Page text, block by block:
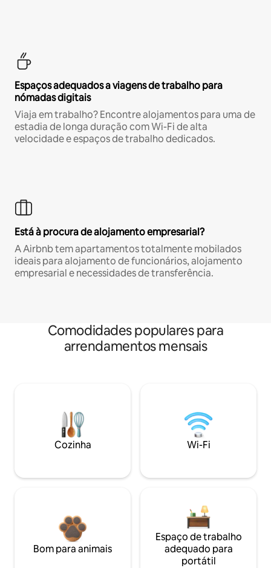
Espaços adequados a viagens de trabalho para
nómadas digitais
Viaja em trabalho? Encontre alojamentos para uma de
estadia de longa duração com Wi-Fi de alta
velocidade e espaços de trabalho dedicados.
Está à procura de alojamento empresarial?
A Airbnb tem apartamentos totalmente mobilados
ideais para alojamento de funcionários, alojamento
empresarial e necessidades de transferência.
Comodidades populares para
arrendamentos mensais
Cozinha Wi-Fi
Bom para animais
Espaço de trabalho
adequado para
portátil